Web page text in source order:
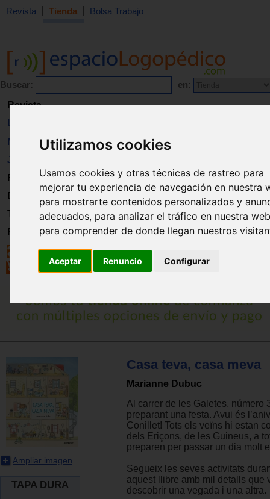
Utilizamos cookies
Usamos cookies y otras técnicas de rastreo para
mejorar tu experiencia de navegación en nuestra
para mostrarte contenidos personalizados y
adecuados, para analizar el tráfico en nuestra
para comprender de donde llegan nuestros
Aceptar Renuncio Configurar
Revista Tienda Bolsa Trabajo
Buscar: en:
Revista
Libros
Material
Juguetes
Formación
Directorio
Trabajo
Registro
Ampliar imagen
TAPA DURA
Casa teva, casa meva
Marianne Dubuc
Al carrer de les Galetes, número
preparant una festa. Avui és
Conillet! Tots els veïns hi estan
dels Eriçons, de les Guineus, a
preparen per passar un dia molt
Segueix les seves activitats
aquest llibre amb mil detalls que
descobrir una vegada i una altra.